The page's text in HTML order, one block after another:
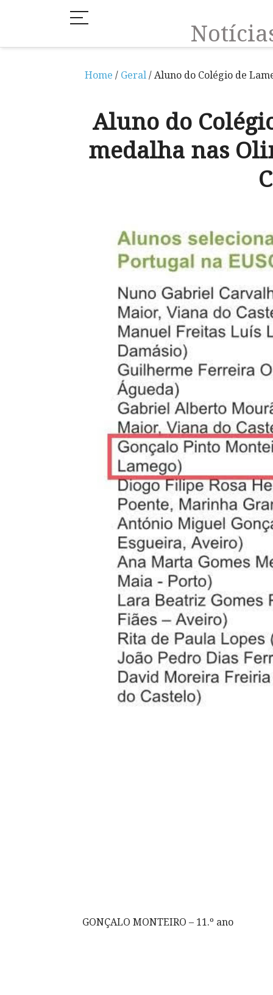
Home / Geral/ Aluno do Colégio de
Aluno do
medalha nas
GONÇALO MONTEIRO – 11.º ano